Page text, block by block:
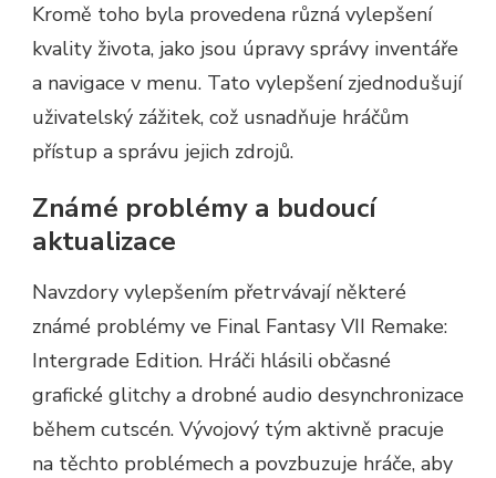
Kromě toho byla provedena různá vylepšení
kvality života, jako jsou úpravy správy inventáře
a navigace v menu. Tato vylepšení zjednodušují
uživatelský zážitek, což usnadňuje hráčům
přístup a správu jejich zdrojů.
Známé problémy a budoucí
aktualizace
Navzdory vylepšením přetrvávají některé
známé problémy ve Final Fantasy VII Remake:
Intergrade Edition. Hráči hlásili občasné
grafické glitchy a drobné audio desynchronizace
během cutscén. Vývojový tým aktivně pracuje
na těchto problémech a povzbuzuje hráče, aby